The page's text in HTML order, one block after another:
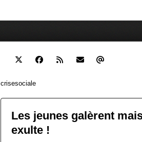
crisesociale
Les jeunes galèrent
exulte !